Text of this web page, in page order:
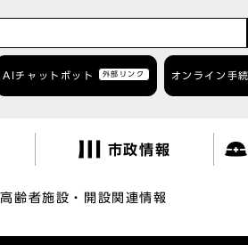
AIチャットボット 外部リンク オンライン手
市政情報
高齢者施設・開設関連情報